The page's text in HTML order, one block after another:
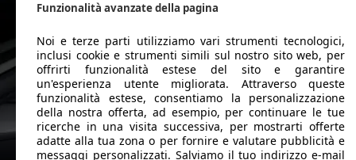
Funzionalità avanzate della pagina
Noi e terze parti utilizziamo vari strumenti tecnologici,
inclusi cookie e strumenti simili sul nostro sito web, per
offrirti funzionalità estese del sito e garantire
un'esperienza utente migliorata. Attraverso queste
funzionalità estese, consentiamo la personalizzazione
della nostra offerta, ad esempio, per continuare le tue
ricerche in una visita successiva, per mostrarti offerte
adatte alla tua zona o per fornire e valutare pubblicità e
messaggi personalizzati. Salviamo il tuo indirizzo e-mail